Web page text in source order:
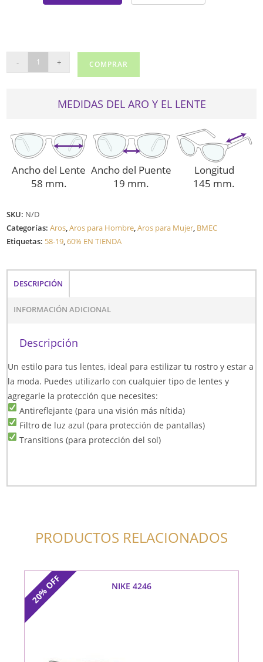
BIG
- + COMPRAR
MEDIDAS DEL ARO Y EL LENTE
Ancho del Lente
58 mm.
Ancho del Puente
19 mm.
Longitud
145 mm.
SKU: N/D
Categorías:Aros,Aros para Hombre,Aros para Mujer, BMEC
Etiquetas: 58-19,60% EN TIENDA
DESCRIPCIÓN
INFORMACIÓN ADICIONAL
Descripción
Un estilo para tus lentes, ideal para estilizar tu rostro y estar a
la moda. Puedes utilizarlo con cualquier tipo de lentes y
agregarle la protección que necesites:
Antireflejante (para una visión más nítida)
Filtro de luz azul (para protección de pantallas)
Transitions (para protección del sol)
PRODUCTOS RELACIONADOS
20%
OFF NIKE 4246